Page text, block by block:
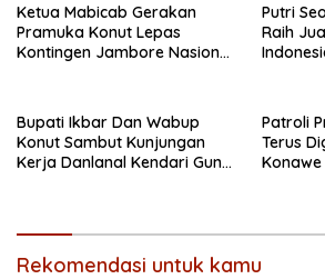
Ketua Mabicab Gerakan
Pramuka Konut Lepas
Kontingen Jambore Nasional
Putri
‎Raih
Pada
Bupati Ikbar Dan Wabup
Konut Sambut Kunjungan
Kerja Danlanal Kendari Guna
Patroli
Terus
Rekomendasi untuk kamu